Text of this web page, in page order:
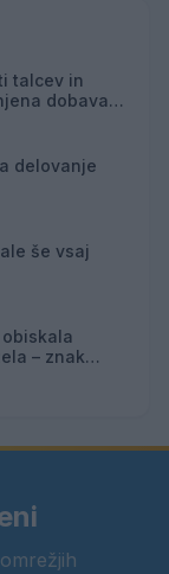
talcev in
dobava
delovanje
še vsaj
– znak